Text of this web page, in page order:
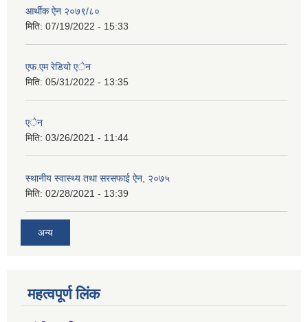
आर्थीक ऐन २०७९/८०
मिति: 07/19/2022 - 15:33
एफ.एम रेडियो एेन
मिति: 05/31/2022 - 13:35
एेन
मिति: 03/26/2021 - 11:44
स्थानीय स्वास्थ्य तथा सरसफाई ऐन, २०७५
मिति: 02/28/2021 - 13:39
अन्य
महत्वपूर्ण लिंक